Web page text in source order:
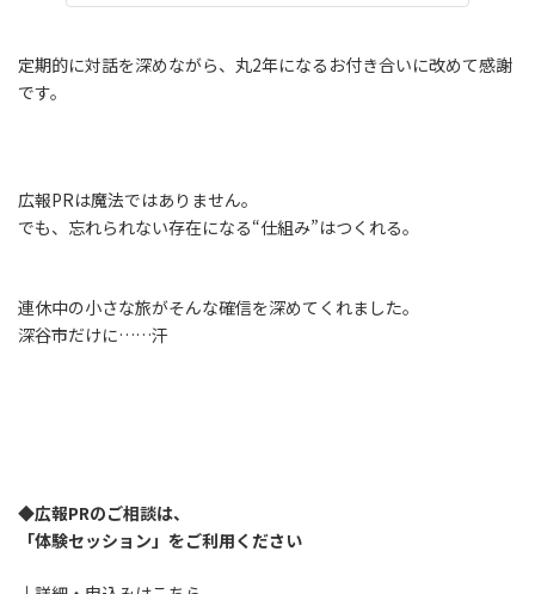
定期的に対話を深めながら、丸2年になるお付き合いに改めて感謝
です。
広報PRは魔法ではありません。
でも、忘れられない存在になる“仕組み”はつくれる。
連休中の小さな旅がそんな確信を深めてくれました。
深谷市だけに……汗
◆広報PRのご相談は、
「体験セッション」をご利用ください